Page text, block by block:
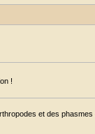
!
et des phasmes